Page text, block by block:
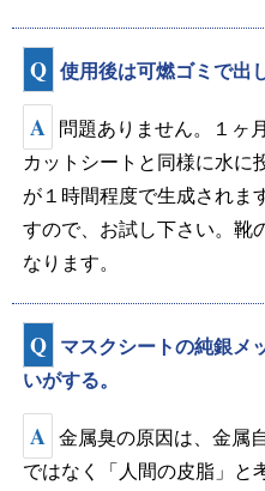
Q 使用後は可燃ゴミで出
A
問題ありません。１ヶ
カットシートと同様に水に
が１時間程度で生成されま
すので、お試し下さい。靴
なります。
Q
マスクシートの純銀メ
いがする。
A 金属臭の原因は、金属
ではなく「人間の皮脂」と